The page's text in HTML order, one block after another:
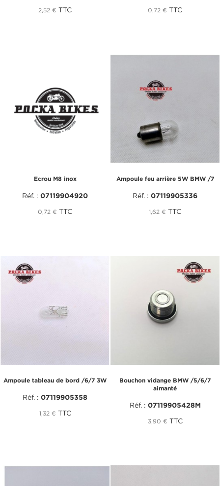
2,52 € TTC 0,72 € TTC
Ecrou M8 inox
Réf. : 07119904920
0,72 € TTC
Ampoule feu arrière 5W BMW /7
Réf. : 07119905336
1,62 € TTC
Ampoule tableau de bord /6/7 3W
Réf. : 07119905358
1,32 € TTC
Bouchon vidange BMW /5/6/7
aimanté
Réf. : 07119905428M
3,90 € TTC